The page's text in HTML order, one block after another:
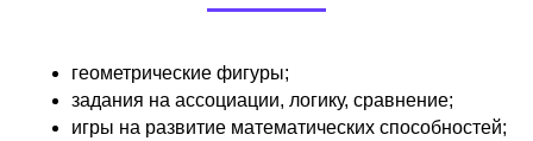
геометрические фигуры;
задания на ассоциации, логику, сравнение;
игры на развитие математических способностей;